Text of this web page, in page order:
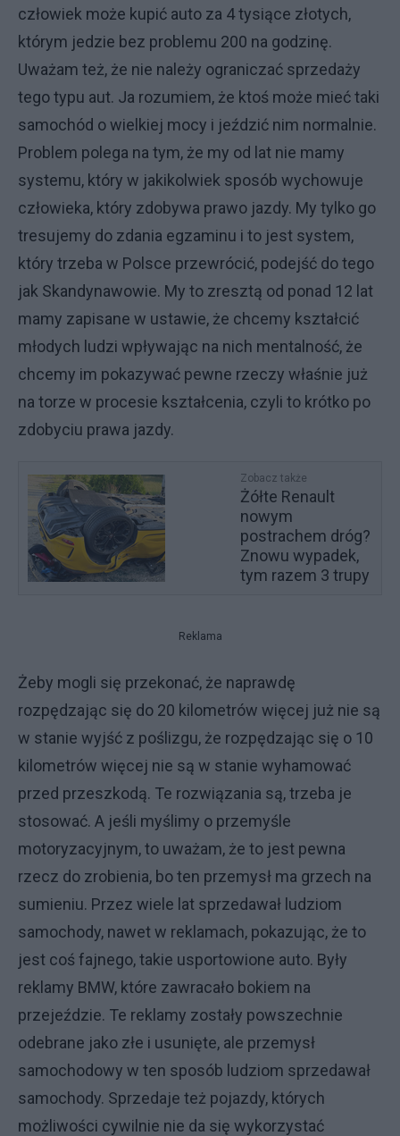
człowiek może kupić auto za 4 tysiące złotych,
którym jedzie bez problemu 200 na godzinę.
Uważam też, że nie należy ograniczać sprzedaży
tego typu aut. Ja rozumiem, że ktoś może mieć taki
samochód o wielkiej mocy i jeździć nim normalnie.
Problem polega na tym, że my od lat nie mamy
systemu, który w jakikolwiek sposób wychowuje
człowieka, który zdobywa prawo jazdy. My tylko go
tresujemy do zdania egzaminu i to jest system,
który trzeba w Polsce przewrócić, podejść do tego
jak Skandynawowie. My to zresztą od ponad 12 lat
mamy zapisane w ustawie, że chcemy kształcić
młodych ludzi wpływając na nich mentalność, że
chcemy im pokazywać pewne rzeczy właśnie już
na torze w procesie kształcenia, czyli to krótko po
zdobyciu prawa jazdy.
Zobacz także
Żółte Renault
nowym
postrachem dróg?
Znowu wypadek,
tym razem 3 trupy
Reklama
Żeby mogli się przekonać, że naprawdę
rozpędzając się do 20 kilometrów więcej już nie są
w stanie wyjść z poślizgu, że rozpędzając się o 10
kilometrów więcej nie są w stanie wyhamować
przed przeszkodą. Te rozwiązania są, trzeba je
stosować. A jeśli myślimy o przemyśle
motoryzacyjnym, to uważam, że to jest pewna
rzecz do zrobienia, bo ten przemysł ma grzech na
sumieniu. Przez wiele lat sprzedawał ludziom
samochody, nawet w reklamach, pokazując, że to
jest coś fajnego, takie usportowione auto. Były
reklamy BMW, które zawracało bokiem na
przejeździe. Te reklamy zostały powszechnie
odebrane jako złe i usunięte, ale przemysł
samochodowy w ten sposób ludziom sprzedawał
samochody. Sprzedaje też pojazdy, których
możliwości cywilnie nie da się wykorzystać